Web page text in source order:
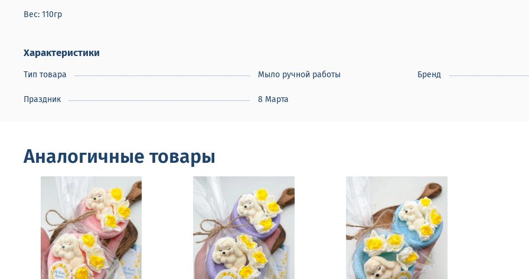
Вес: 110гр
Характеристики
Тип товара Мыло ручной работы Бренд
Праздник 8 Марта
Аналогичные товары